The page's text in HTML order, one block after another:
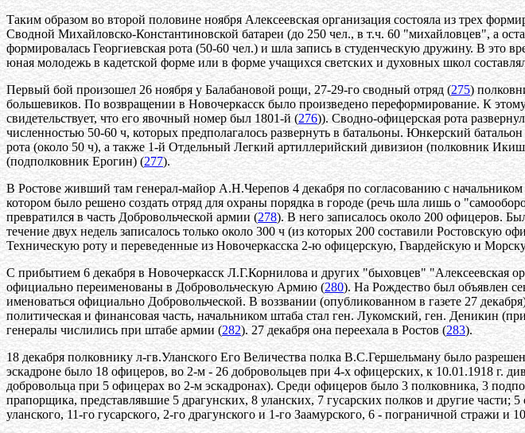
Таким образом во второй половине ноября Алексеевская организация состояла из трех
Сводной Михайловско-Константиновской батареи (до 250 чел., в т.ч. 60 "михайловцев", а
формировалась Георгиевская рота (50-60 чел.) и шла запись в студенческую дружину. В это
юная молодежь в кадетской форме или в форме учащихся светских и духовных школ
Первый бой произошел 26 ноября у Балабановой рощи, 27-29-го сводный отряд (275)
большевиков. По возвращении в Новочеркасск было произведено переформирование. К
свидетельствует, что его явочный номер был 1801-й (276)). Сводно-офицерская рота
численностью 50-60 ч, которых предполагалось развернуть в батальоны. Юнкерский
рота (около 50 ч), а также 1-й Отдельный Легкий артиллерийский дивизион (полковник
(подполковник Ерогин) (277).
В Ростове живший там генерал-майор А.Н.Черепов 4 декабря по согласованию с
котором было решено создать отряд для охраны порядка в городе (речь шла лишь о
превратился в часть Добровольческой армии (278). В него записалось около 200 офицеров.
течение двух недель записалось только около 300 ч (из которых 200 составили Ростовскую
Техническую роту и переведенные из Новочеркасска 2-ю офицерскую, Гвардейскую и
С прибытием 6 декабря в Новочеркасск Л.Г.Корнилова и других "быховцев" "Алексеевская
официально переименованы в Добровольческую Армию (280). На Рождество был объявлен
именоваться официально Добровольческой. В воззвании (опубликованном в газете 27
политическая и финансовая часть, начальником штаба стал ген. Лукомский, ген. Деникин
генералы числились при штабе армии (282). 27 декабря она переехала в Ростов (283).
18 декабря полковнику л-гв.Уланского Его Величества полка В.С.Гершельману было
эскадроне было 18 офицеров, во 2-м - 26 добровольцев при 4-х офицерских, к 10.01.1918 г.
добровольца при 5 офицерах во 2-м эскадронах). Среди офицеров было 3 полковника, 3
прапорщика, представлявшие 5 драгунских, 8 уланских, 7 гусарских полков и другие
уланского, 11-го гусарского, 2-го драгунского и 1-го Заамурского, 6 - пограничной стражи и